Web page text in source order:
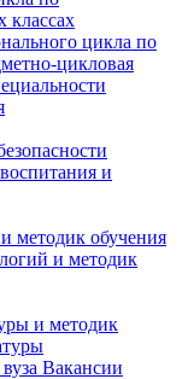
классах
цикла по
цикловая
и
методик обучения
и методик
и методик
Вакансии